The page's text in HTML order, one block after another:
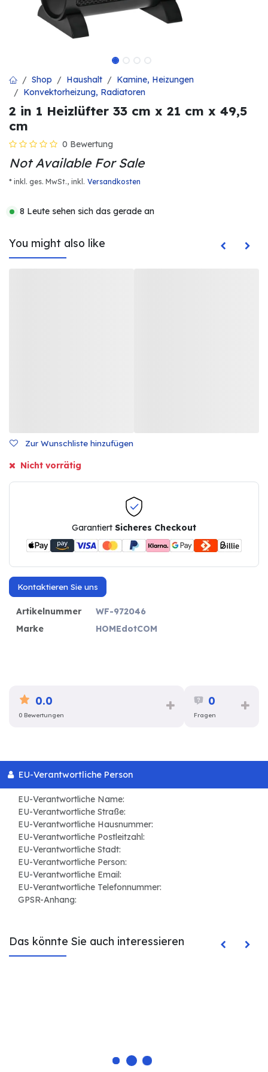
Shop Haushalt
Kamine, Heizungen
Konvektorheizung, Radiatoren
2 in 1 Heizlüfter 33 cm x 21 cm x 49,5
cm
0 Bewertung
Not Available For Sale
* inkl. ges. MwSt., inkl. Versandkosten
8 Leute sehen sich das gerade an
You might also like
Zur Wunschliste hinzufügen
Nicht vorrätig
Garantiert Sicheres Checkout
Kontaktieren Sie uns
Artikelnummer
WF-972046
Marke
HOMEdotCOM
0.0
0 Bewertungen
0
Fragen
EU-Verantwortliche Person
EU-Verantwortliche Name:
EU-Verantwortliche Straße:
EU-Verantwortliche Hausnummer:
EU-Verantwortliche Postleitzahl:
EU-Verantwortliche Stadt:
EU-Verantwortliche Person:
EU-Verantwortliche Email:
EU-Verantwortliche Telefonnummer:
GPSR-Anhang:
Das könnte Sie auch interessieren